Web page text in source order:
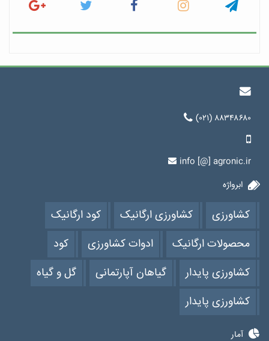
(۰۲۱) ۸۸۳۴۸۶۸۰
info [@] agronic.ir
ابرواژه
کشاورزی کشاورزی ارگانیک
کود ارگانیک
محصولات ارگانیک
ادوات کشاورزی
کود
کشاورزی پایدار
گیاهان آپارتمانی
گل و گیاه
کشاورزی پایدار
آمار